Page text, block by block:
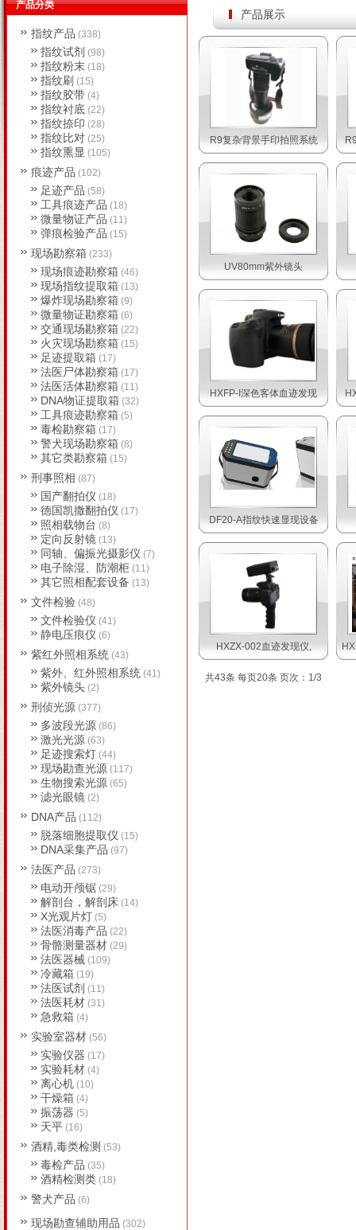
产品展示
R9复杂背景手印拍照系统
UV80mm紫外镜头
HXFP-I深色客体血迹发现
DF20-A指纹快速显现设备
HXZX-002血迹发现仪,
共43条 每页20条 页次：1/3
产品分类
指纹产品 (338)
指纹试剂 (98)
指纹粉末 (18)
指纹刷 (15)
指纹胶带 (4)
指纹衬底 (22)
指纹捺印 (28)
指纹比对 (25)
指纹熏显 (105)
痕迹产品 (102)
足迹产品 (58)
工具痕迹产品 (18)
微量物证产品 (11)
弹痕检验产品 (15)
现场勘察箱 (233)
现场痕迹勘察箱 (46)
现场指纹提取箱 (13)
爆炸现场勘察箱 (9)
微量物证勘察箱 (6)
交通现场勘察箱 (22)
火灾现场勘察箱 (15)
足迹提取箱 (17)
法医尸体勘察箱 (17)
法医活体勘察箱 (11)
DNA物证提取箱 (32)
工具痕迹勘察箱 (5)
毒检勘察箱 (17)
警犬现场勘察箱 (8)
其它类勘察箱 (15)
刑事照相 (87)
国产翻拍仪 (18)
德国凯撒翻拍仪 (17)
照相载物台 (8)
定向反射镜 (13)
同轴、偏振光摄影仪 (7)
电子除湿、防潮柜 (11)
其它照相配套设备 (13)
文件检验 (48)
文件检验仪 (41)
静电压痕仪 (6)
紫红外照相系统 (43)
紫外、红外照相系统 (41)
紫外镜头 (2)
刑侦光源 (377)
多波段光源 (86)
激光光源 (63)
足迹搜索灯 (44)
现场勘查光源 (117)
生物搜索光源 (65)
滤光眼镜 (2)
DNA产品 (112)
脱落细胞提取仪 (15)
DNA采集产品 (97)
法医产品 (273)
电动开颅锯 (29)
解剖台，解剖床 (14)
X光观片灯 (5)
法医消毒产品 (22)
骨骼测量器材 (29)
法医器械 (109)
冷藏箱 (19)
法医试剂 (11)
法医耗材 (31)
急救箱 (4)
实验室器材 (56)
实验仪器 (17)
实验耗材 (4)
离心机 (10)
干燥箱 (4)
振荡器 (5)
天平 (16)
酒精,毒类检测 (53)
毒检产品 (35)
酒精检测类 (18)
警犬产品 (6)
现场勘查辅助用品 (302)